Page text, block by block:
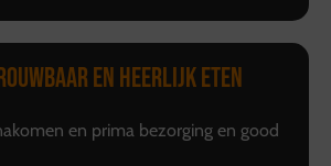
en heerlijk eten
en prima bezorging en good